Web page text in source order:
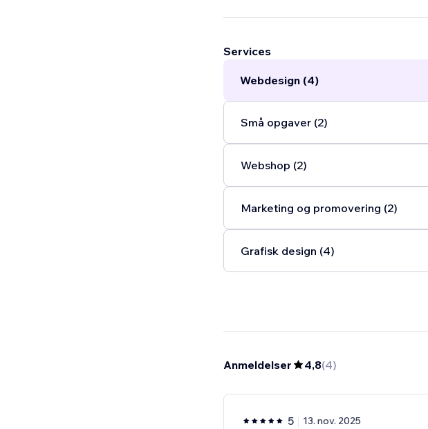
Services
Webdesign (4)
Små opgaver (2)
Webshop (2)
Marketing og promovering (2)
Grafisk design (4)
Anmeldelser 4,8(4)
5 13. nov. 2025